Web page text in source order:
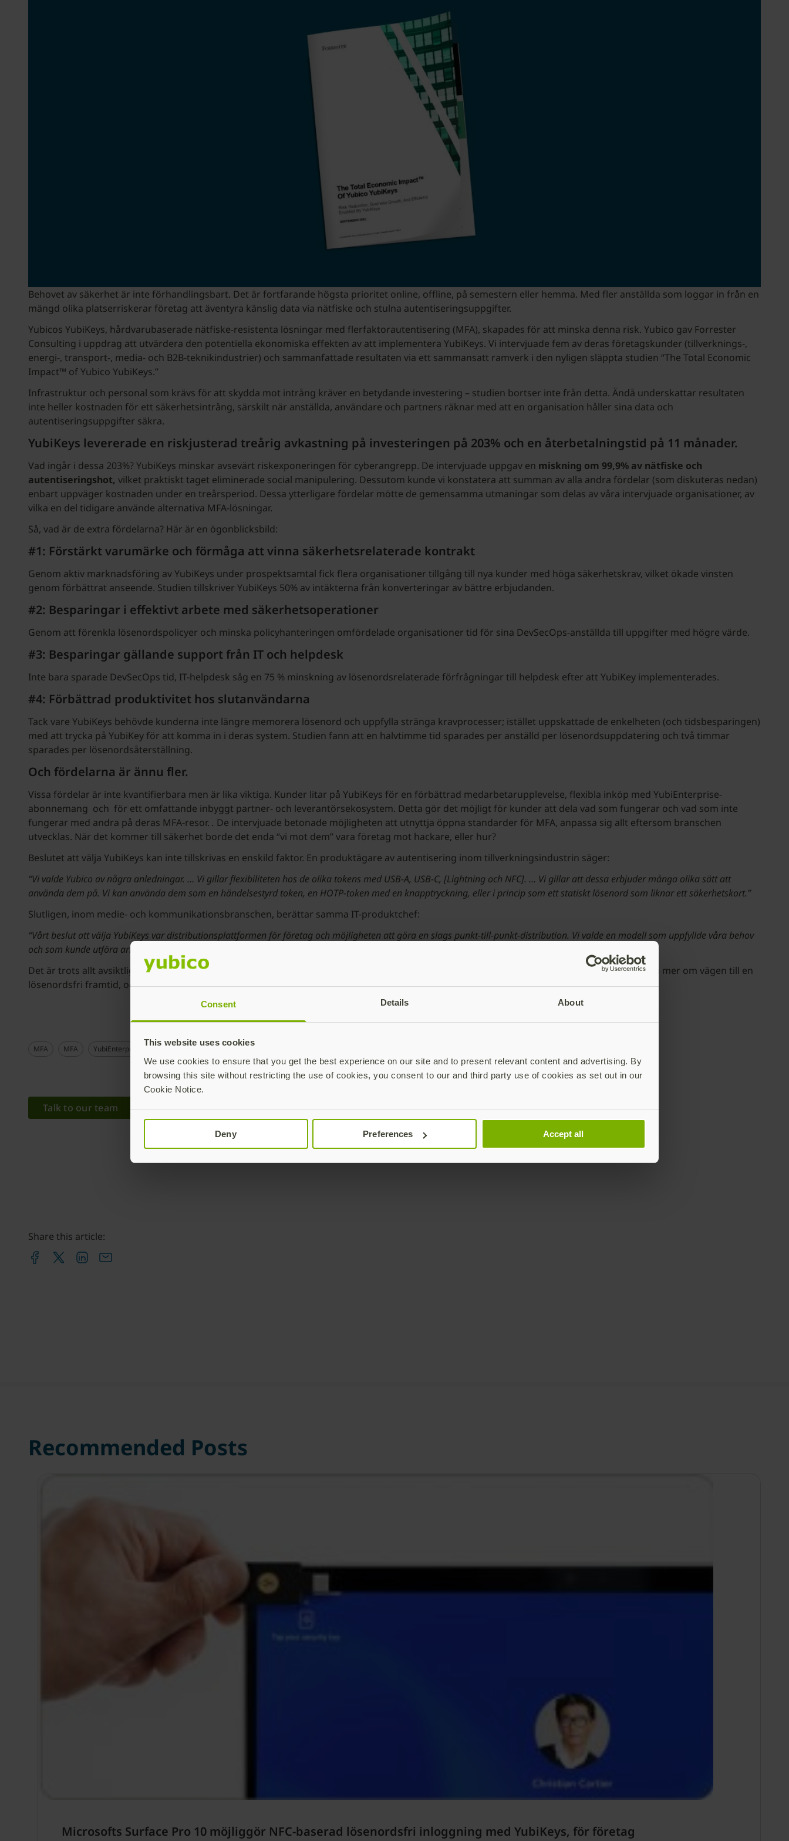
Consent Details About
This website uses cookies
We use cookies to ensure that you get the best experience on our site and to present relevant content and advertising. By
browsing this site without restricting the use of cookies, you consent to our and third party use of cookies as set out in our
Cookie Notice.
Deny Preferences Accept all
Behovet av säkerhet är inte förhandlingsbart. Det är fortfarande högsta prioritet online, offline, på semestern eller hemma. Med fler anställda som loggar in från en
mängd olika platserriskerar företag att äventyra känslig data via nätfiske och stulna autentiseringsuppgifter.
Yubicos YubiKeys, hårdvarubaserade nätfiske-resistenta lösningar med flerfaktorautentisering (MFA), skapades för att minska denna risk. Yubico gav Forrester
Consulting i uppdrag att utvärdera den potentiella ekonomiska effekten av att implementera YubiKeys. Vi intervjuade fem av deras företagskunder (tillverknings-,
energi-, transport-, media- och B2B-teknikindustrier) och sammanfattade resultaten via ett sammansatt ramverk i den nyligen släppta studien “The Total Economic
Impact™ of Yubico YubiKeys.”
Infrastruktur och personal som krävs för att skydda mot intrång kräver en betydande investering – studien bortser inte från detta. Ändå underskattar resultaten
inte heller kostnaden för ett säkerhetsintrång, särskilt när anställda, användare och partners räknar med att en organisation håller sina data och
autentiseringsuppgifter säkra.
YubiKeys levererade en riskjusterad treårig avkastning på investeringen på 203% och en återbetalningstid på 11 månader.
Vad ingår i dessa 203%? YubiKeys minskar avsevärt riskexponeringen för cyberangrepp. De intervjuade uppgav en miskning om 99,9% av nätfiske och
autentiseringshot, vilket praktiskt taget eliminerade social manipulering. Dessutom kunde vi konstatera att summan av alla andra fördelar (som diskuteras nedan)
enbart uppväger kostnaden under en treårsperiod. Dessa ytterligare fördelar mötte de gemensamma utmaningar som delas av våra intervjuade organisationer, av
vilka en del tidigare använde alternativa MFA-lösningar.
Så, vad är de extra fördelarna? Här är en ögonblicksbild:
#1: Förstärkt varumärke och förmåga att vinna säkerhetsrelaterade kontrakt
Genom aktiv marknadsföring av YubiKeys under prospektsamtal fick flera organisationer tillgång till nya kunder med höga säkerhetskrav, vilket ökade vinsten
genom förbättrat anseende. Studien tillskriver YubiKeys 50% av intäkterna från konverteringar av bättre erbjudanden.
#2: Besparingar i effektivt arbete med säkerhetsoperationer
Genom att förenkla lösenordspolicyer och minska policyhanteringen omfördelade organisationer tid för sina DevSecOps-anställda till uppgifter med högre värde.
#3: Besparingar gällande support från IT och helpdesk
Inte bara sparade DevSecOps tid, IT-helpdesk såg en 75 % minskning av lösenordsrelaterade förfrågningar till helpdesk efter att YubiKey implementerades.
#4: Förbättrad produktivitet hos slutanvändarna
Tack vare YubiKeys behövde kunderna inte längre memorera lösenord och uppfylla stränga kravprocesser; istället uppskattade de enkelheten (och tidsbesparingen)
med att trycka på YubiKey för att komma in i deras system. Studien fann att en halvtimme tid sparades per anställd per lösenordsuppdatering och två timmar
sparades per lösenordsåterställning.
Och fördelarna är ännu fler.
Vissa fördelar är inte kvantifierbara men är lika viktiga. Kunder litar på YubiKeys för en förbättrad medarbetarupplevelse, flexibla inköp med YubiEnterprise-
abonnemang och för ett omfattande inbyggt partner- och leverantörsekosystem. Detta gör det möjligt för kunder att dela vad som fungerar och vad som inte
fungerar med andra på deras MFA-resor. . De intervjuade betonade möjligheten att utnyttja öppna standarder för MFA, anpassa sig allt eftersom branschen
utvecklas. När det kommer till säkerhet borde det enda “vi mot dem” vara företag mot hackare, eller hur?
Beslutet att välja YubiKeys kan inte tillskrivas en enskild faktor. En produktägare av autentisering inom tillverkningsindustrin säger:
“Vi valde Yubico av några anledningar. … Vi gillar flexibiliteten hos de olika tokens med USB-A, USB-C, [Lightning och NFC]. … Vi gillar att dessa erbjuder många olika sätt att
använda dem på. Vi kan använda dem som en händelsestyrd token, en HOTP-token med en knapptryckning, eller i princip som ett statiskt lösenord som liknar ett säkerhetskort.”
Slutligen, inom medie- och kommunikationsbranschen, berättar samma IT-produktchef:
“Vårt beslut att välja YubiKeys var distributionsplattformen för företag och möjligheten att göra en slags punkt-till-punkt-distribution. Vi valde en modell som uppfyllde våra behov
och som kunde utföra arbetet.”
Det är trots allt avsiktligt byggt som en lösning som INTE är en universalprodukt. Autentisering är personlig, och tillhör dig ensam. För att läsa mer om vägen till en
lösenordsfri framtid, och för att låta kunderna tala för sig själva kan du gå in på: “The Total Economic Impact™ av Yubico YubiKeys.”
MFA MFA YubiEnterprise YubiEnterprise YubiKey
Talk to our team
Share this article:
Recommended Posts
Microsofts Surface Pro 10 möjliggör NFC-baserad lösenordsfri inloggning med YubiKeys, för företag